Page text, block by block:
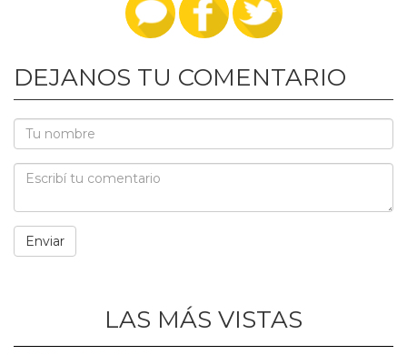
DEJANOS TU COMENTARIO
LAS MÁS VISTAS